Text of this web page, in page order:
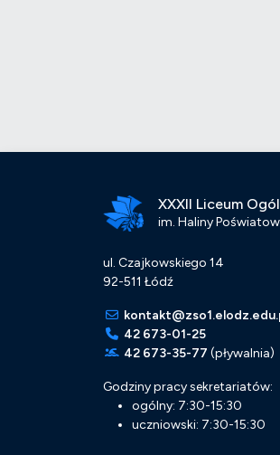
XXXII Liceum
im. Haliny
ul. Czajkowskiego 14
92-511 Łódź
42 673-01-25
42 673-35-77 (pływalnia)
Godziny pracy sekretariatów:
ogólny: 7:30-15:30
uczniowski: 7:30-15:30